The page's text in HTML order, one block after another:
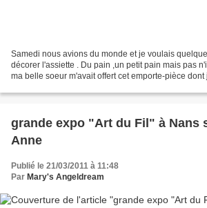
Samedi nous avions du monde et je voulais
décorer l'assiette . Du pain ,un petit pain mais pas
ma belle soeur m'avait offert cet emporte-pièce dont
grande expo "Art du Fil" à Nans
Anne
Publié le 21/03/2011 à 11:48
Par Mary's Angeldream